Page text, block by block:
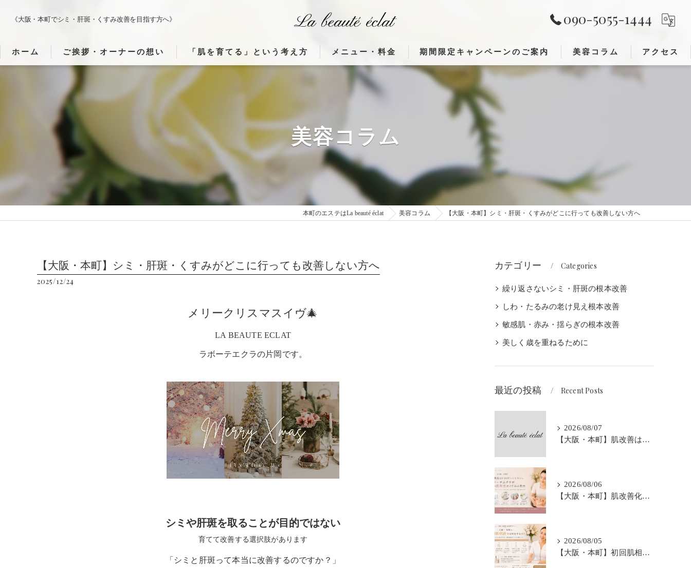
《大阪・本町でシミ・肝斑・くすみ改善を目指す方へ》 090-5055-1444
ホーム ご挨拶・オーナーの想い 「肌を育てる」という考え方
「肌・心・体がつながる理由」
「施術でどんな変化が起こるのか」
「静かな時間が美しさを育てる理由」
メニュー・料金
使用機器（ウィンバック・高濃度水素クレンジング)
フランス製 高周波治療器ウィンバックが出来ること①
貼るだけウィンバックとは
フランス製高周波治療器施術症例
期間限定キャンペーンのご案内 美容コラム アクセス
美容コラム
本町のエステはLa beauté éclat 美容コラム 【大阪・本町】シミ・肝斑・くすみがどこに行っても改善しない方へ
【大阪・本町】シミ・肝斑・くすみがどこに行っても改善しない方へ
2025/12/24
メリークリスマスイヴ🎄
LA BEAUTE ECLAT
ラボーテエクラの片岡です。
シミや肝斑を取ることが目的ではない
育てて改善する選択肢があります
「シミと肝斑って本当に改善するのですか？」
カテゴリー Categories
繰り返さないシミ・肝斑の根本改善
しわ・たるみの老け見え根本改善
敏感肌・赤み・揺らぎの根本改善
美しく歳を重ねるために
最近の投稿 Recent Posts
2026/08/07
【大阪・本町】肌改善はなぜ3か月が大切なの？｜シミ・肝斑・敏感肌改善専門サロン
2026/08/06
【大阪・本町】肌改善化粧品だけでは終わらせません｜ラボーテエクラが伴走型の肌改善にこだわる理由
2026/08/05
【大阪・本町】初回肌相談では何をするの？｜シミ・肝斑・敏感肌改善専門サロン